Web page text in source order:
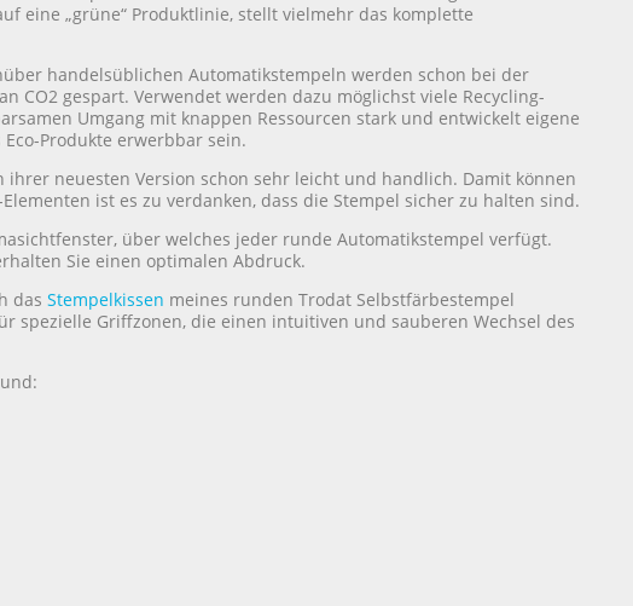
eine „grüne“ Produktlinie, stellt vielmehr das komplette
handelsüblichen Automatikstempeln werden schon bei der
CO2 gespart. Verwendet werden dazu möglichst viele Recycling-
Umgang mit knappen Ressourcen stark und entwickelt eigene
Produkte erwerbbar sein.
neuesten Version schon sehr leicht und handlich. Damit können
ist es zu verdanken, dass die Stempel sicher zu halten sind.
über welches jeder runde Automatikstempel verfügt.
Sie einen optimalen Abdruck.
das Stempelkissen meines runden Trodat Selbstfärbestempel
spezielle Griffzonen, die einen intuitiven und sauberen Wechsel des